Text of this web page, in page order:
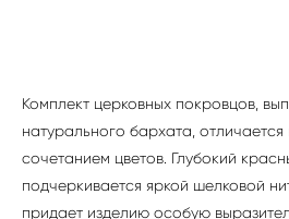
Комплект церковных покровцов,
натурального бархата, отличается
сочетанием цветов. Глубокий
подчеркивается яркой шелковой
придает изделию особую